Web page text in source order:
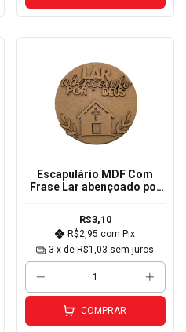
Escapulário MDF Com
Frase Lar abençoado por
R$3,10
R$2,95com Pix
3 x de R$1,03 sem juros
COMPRAR